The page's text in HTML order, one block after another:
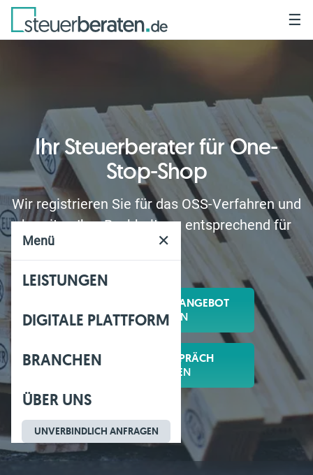
Menü ✕
LEISTUNGEN
DIGITALE PLATTFORM
BRANCHEN
ÜBER UNS
UNVERBINDLICH ANFRAGEN
☰
Ihr Steuerberater für One-
Stop-Shop
Wir registrieren Sie für das OSS-Verfahren und
bereiten Ihre Buchhaltung entsprechend für
Sie vor.
UNVERBINDLICHES ANGEBOT
ANFORDERN
BERATUNGSGESPRÄCH
VEREINBAREN